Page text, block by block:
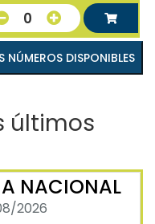
0
VER TODOS LOS NÚMEROS DISPONIBLES
últimos
NACIONAL
2026